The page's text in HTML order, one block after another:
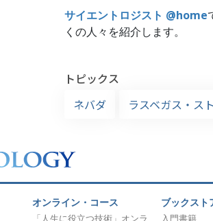
サイエントロジスト @home
くの人々を紹介します。
トピックス
ネバダ
ラスベガス・ス
オンライン・コース
「人生に役立つ技術」オンラ
ブックスト
入門書籍